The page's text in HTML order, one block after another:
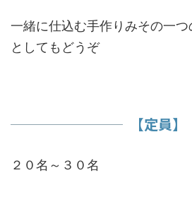
一緒に仕込む手作りみその一
としてもどうぞ
​【定員】
２０名～３０名